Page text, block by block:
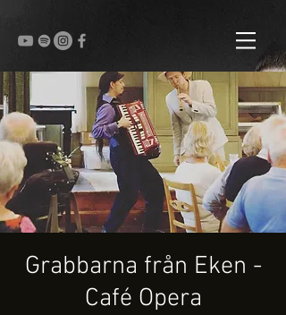
Grabbarna från Eken -
Café Opera